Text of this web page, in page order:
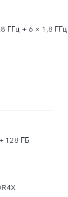
ГГц + 6 × 1,8 ГГц
128 ГБ